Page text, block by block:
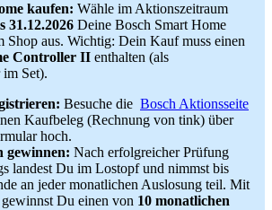
kaufen: Wähle im Aktionszeitraum
31.12.2026 Deine Bosch Smart Home
Shop aus. Wichtig: Dein Kauf muss einen
Controller II enthalten (als
Set).
Besuche die Bosch Aktionsseite
Kaufbeleg (Rechnung von tink) über
hoch.
gewinnen: Nach erfolgreicher Prüfung
landest Du im Lostopf und nimmst bis
an jeder monatlichen Auslosung teil. Mit
Du einen von 10 monatlichen